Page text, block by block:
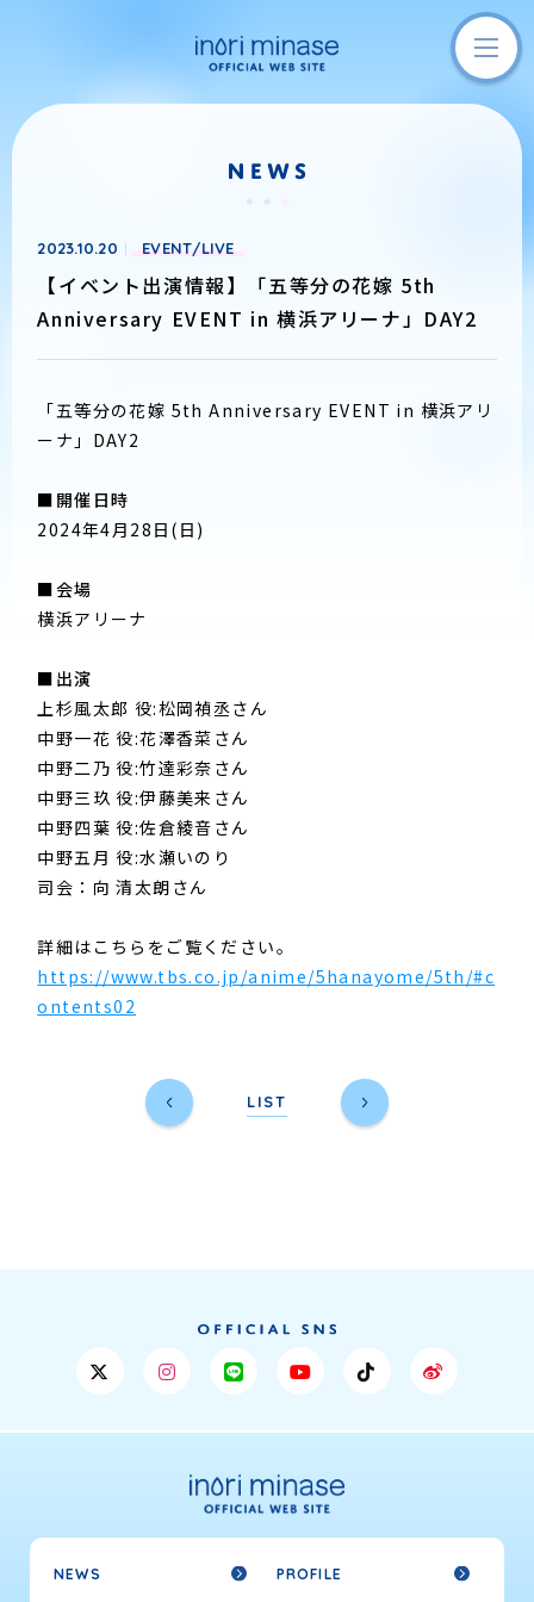
2023.10.20 EVENT/LIVE
【イベント出演情報】「五等分の花嫁 5th
Anniversary EVENT in 横浜アリーナ」DAY2
「五等分の花嫁 5th Anniversary EVENT in 横浜アリ
ーナ」DAY2
■開催日時
2024年4月28日(日)
■会場
横浜アリーナ
■出演
上杉風太郎 役:松岡禎丞さん
中野一花 役:花澤香菜さん
中野二乃 役:竹達彩奈さん
中野三玖 役:伊藤美来さん
中野四葉 役:佐倉綾音さん
中野五月 役:水瀬いのり
司会：向 清太朗さん
詳細はこちらをご覧ください。
https://www.tbs.co.jp/anime/5hanayome/5th/#c
ontents02
LIST
NEWS PROFILE